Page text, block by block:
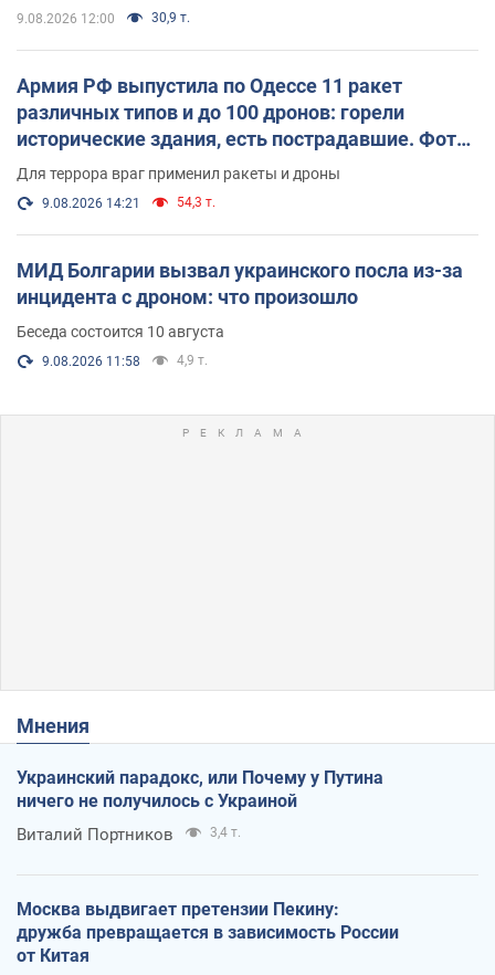
9.08.2026 12:00 30,9 т.
Армия РФ выпустила по Одессе 11 ракет
различных типов и до 100 дронов: горели
исторические здания, есть пострадавшие. Фото
и видео
Для террора враг применил ракеты и дроны
9.08.2026 14:21 54,3 т.
МИД Болгарии вызвал украинского посла из-за
инцидента с дроном: что произошло
Беседа состоится 10 августа
9.08.2026 11:58 4,9 т.
Мнения
Украинский парадокс, или Почему у Путина
ничего не получилось с Украиной
Виталий Портников 3,4 т.
Москва выдвигает претензии Пекину:
дружба превращается в зависимость России
от Китая